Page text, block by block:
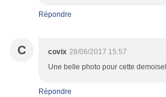
Répondre
C covix 28/06/2017 15:57
Une belle photo pour cette
Répondre